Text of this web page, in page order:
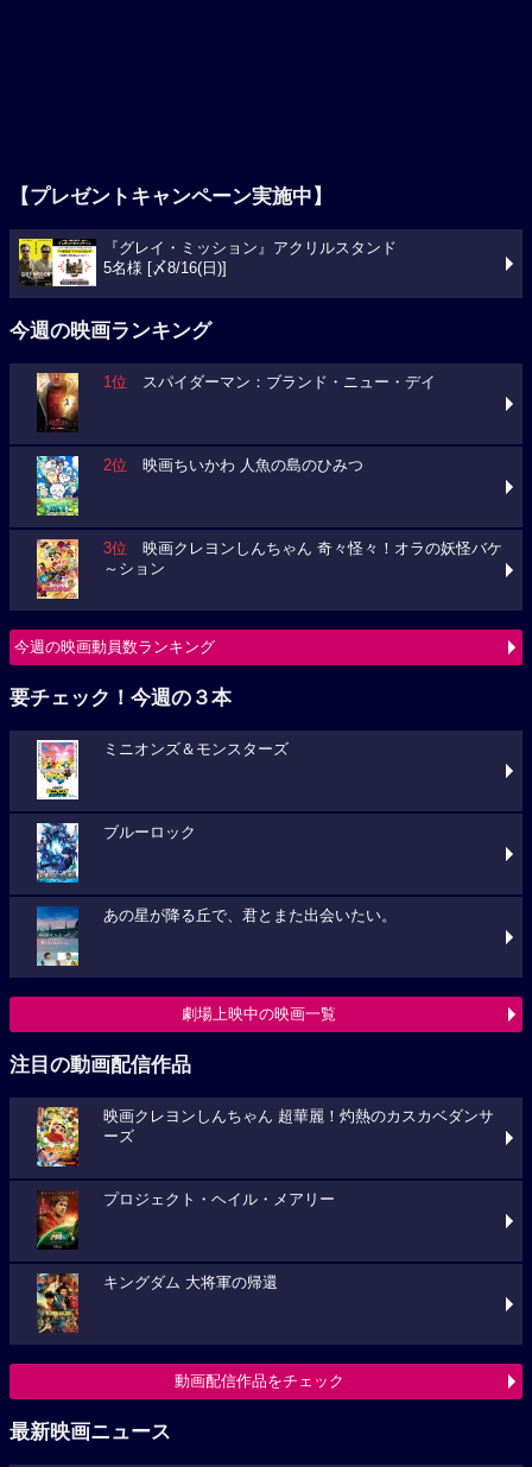
【プレゼントキャンペーン実施中】
『グレイ・ミッション』アクリルスタンド
5名様 [〆8/16(日)]
今週の映画ランキング
1位 スパイダーマン：ブランド・ニュー・デイ
2位 映画ちいかわ 人魚の島のひみつ
3位 映画クレヨンしんちゃん 奇々怪々！オラの妖怪バケ
～ション
今週の映画動員数ランキング
要チェック！今週の３本
ミニオンズ＆モンスターズ
ブルーロック
あの星が降る丘で、君とまた出会いたい。
劇場上映中の映画一覧
注目の動画配信作品
映画クレヨンしんちゃん 超華麗！灼熱のカスカベダンサ
ーズ
プロジェクト・ヘイル・メアリー
キングダム 大将軍の帰還
動画配信作品をチェック
最新映画ニュース